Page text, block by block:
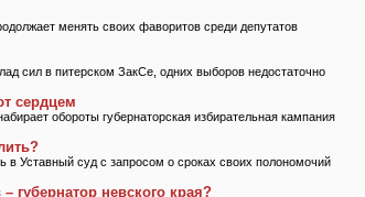
менять своих фаворитов среди депутатов
сил в питерском ЗакСе, одних выборов недостаточно
сердцем
обороты губернаторская избирательная кампания
в Уставный суд с запросом о сроках своих полономочий
губернатор невского края?